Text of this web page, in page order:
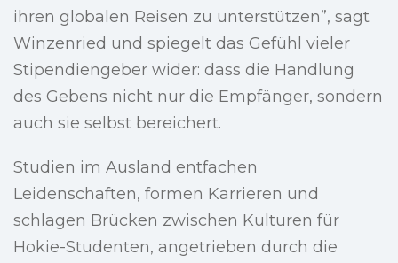
ihren globalen Reisen zu unterstützen”, sagt
Winzenried und spiegelt das Gefühl vieler
Stipendiengeber wider: dass die Handlung
des Gebens nicht nur die Empfänger, sondern
auch sie selbst bereichert.
Studien im Ausland entfachen
Leidenschaften, formen Karrieren und
schlagen Brücken zwischen Kulturen für
Hokie-Studenten, angetrieben durch die